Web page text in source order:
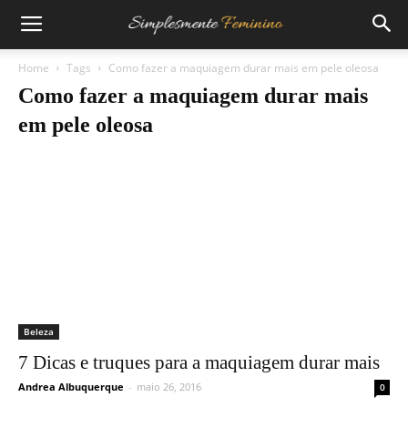
Home Tags Como fazer a maquiagem durar mais em pele oleosa
Como fazer a maquiagem durar mais
em pele oleosa
Beleza
7 Dicas e truques para a maquiagem durar mais
Andrea Albuquerque - maio 26, 2016 0